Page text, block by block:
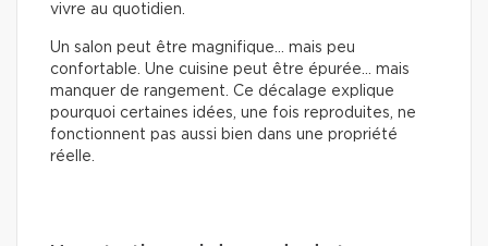
vivre au quotidien.
Un salon peut être magnifique… mais peu
confortable. Une cuisine peut être épurée… mais
manquer de rangement. Ce décalage explique
pourquoi certaines idées, une fois reproduites, ne
fonctionnent pas aussi bien dans une propriété
réelle.